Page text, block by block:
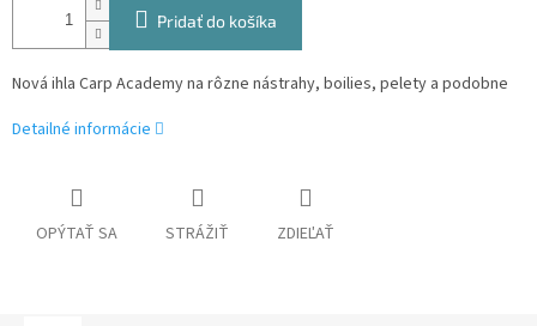
Pridať do košíka
Nová ihla Carp Academy na rôzne nástrahy, boilies, pelety a podobne
Detailné informácie
OPÝTAŤ SA STRÁŽIŤ ZDIEĽAŤ